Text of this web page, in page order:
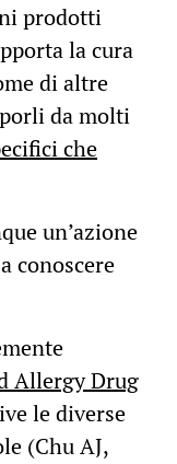
prodotti
la cura
di altre
da molti
che
un’azione
conoscere
Allergy Drug
le diverse
(Chu AJ,